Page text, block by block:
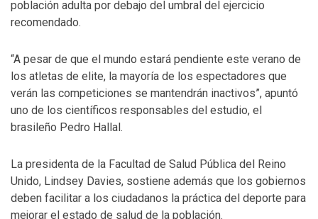
población adulta por debajo del umbral del ejercicio
recomendado.
“A pesar de que el mundo estará pendiente este verano de
los atletas de elite, la mayoría de los espectadores que
verán las competiciones se mantendrán inactivos”, apuntó
uno de los científicos responsables del estudio, el
brasileño Pedro Hallal.
La presidenta de la Facultad de Salud Pública del Reino
Unido, Lindsey Davies, sostiene además que los gobiernos
deben facilitar a los ciudadanos la práctica del deporte para
mejorar el estado de salud de la población.